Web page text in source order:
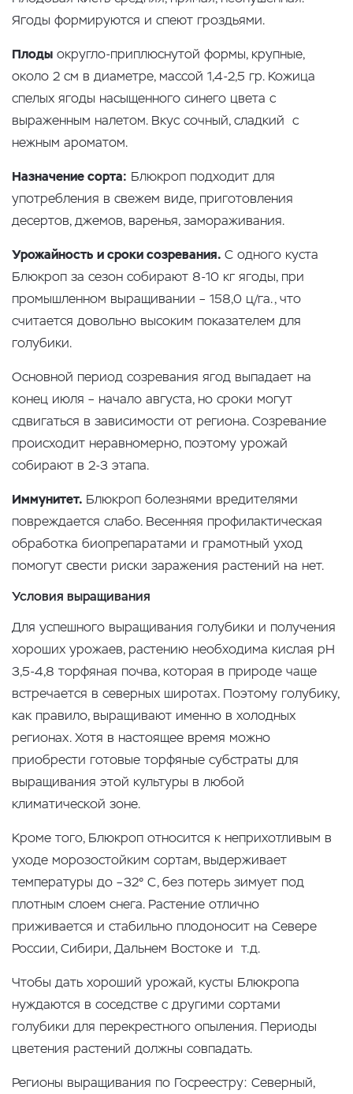
Ягоды формируются и спеют гроздьями.
Плоды округло-приплюснутой формы, крупные,
около 2 см в диаметре, массой 1,4-2,5 гр. Кожица
спелых ягоды насыщенного синего цвета с
выраженным налетом. Вкус сочный, сладкий с
нежным ароматом.
Назначение сорта: Блюкроп подходит для
употребления в свежем виде, приготовления
десертов, джемов, варенья, замораживания.
Урожайность и сроки созревания. С одного куста
Блюкроп за сезон собирают 8-10 кг ягоды, при
промышленном выращивании – 158,0 ц/га., что
считается довольно высоким показателем для
голубики.
Основной период созревания ягод выпадает на
конец июля – начало августа, но сроки могут
сдвигаться в зависимости от региона. Созревание
происходит неравномерно, поэтому урожай
собирают в 2-3 этапа.
Иммунитет. Блюкроп болезнями вредителями
повреждается слабо. Весенняя профилактическая
обработка биопрепаратами и грамотный уход
помогут свести риски заражения растений на нет.
Условия выращивания
Для успешного выращивания голубики и получения
хороших урожаев, растению необходима кислая pH
3,5-4,8 торфяная почва, которая в природе чаще
встречается в северных широтах. Поэтому голубику,
как правило, выращивают именно в холодных
регионах. Хотя в настоящее время можно
приобрести готовые торфяные субстраты для
выращивания этой культуры в любой
климатической зоне.
Кроме того, Блюкроп относится к неприхотливым в
уходе морозостойким сортам, выдерживает
температуры до –32° С, без потерь зимует под
плотным слоем снега. Растение отлично
приживается и стабильно плодоносит на Севере
России, Сибири, Дальнем Востоке и т.д.
Чтобы дать хороший урожай, кусты Блюкропа
нуждаются в соседстве с другими сортами
голубики для перекрестного опыления. Периоды
цветения растений должны совпадать.
Регионы выращивания по Госреестру: Северный,